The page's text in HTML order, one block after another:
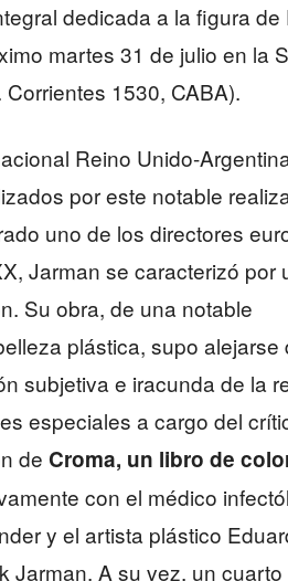
dedicada a la figura de
martes 31 de julio en la
1530, CABA).
Reino Unido-
por este notable
uno de los directores
Jarman se caracterizó por
Su obra, de una notable
plástica, supo alejarse
subjetiva e iracunda de la
especiales a cargo del
de Croma, un libro de
con el médico
y el artista plástico
Jarman. A su vez, un cuarto